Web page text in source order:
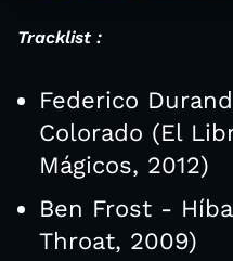
Tracklist :
Federico
Colorado (El
Mágicos, 2012)
Ben Frost -
Throat, 2009)